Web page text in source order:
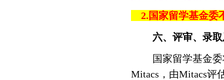
2.国家留学基金委
六、评审、录
国家留学基金
Mitacs ，由Mitacs评